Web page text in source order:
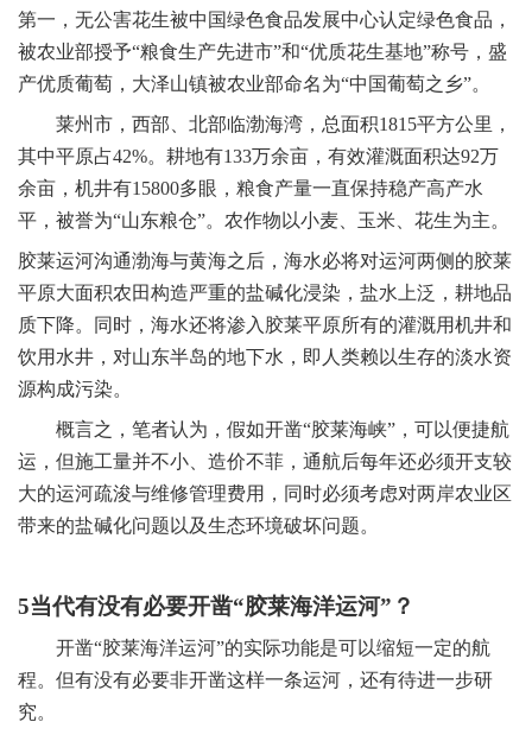
第一，无公害花生被中国绿色食品发展中心认定绿色食品，
被农业部授予“粮食生产先进市”和“优质花生基地”称号，盛
产优质葡萄，大泽山镇被农业部命名为“中国葡萄之乡”。
莱州市，西部、北部临渤海湾，总面积1815平方公里，
其中平原占42%。耕地有133万余亩，有效灌溉面积达92万
余亩，机井有15800多眼，粮食产量一直保持稳产高产水
平，被誉为“山东粮仓”。农作物以小麦、玉米、花生为主。
胶莱运河沟通渤海与黄海之后，海水必将对运河两侧的胶莱
平原大面积农田构造严重的盐碱化浸染，盐水上泛，耕地品
质下降。同时，海水还将渗入胶莱平原所有的灌溉用机井和
饮用水井，对山东半岛的地下水，即人类赖以生存的淡水资
源构成污染。
概言之，笔者认为，假如开凿“胶莱海峡”，可以便捷航
运，但施工量并不小、造价不菲，通航后每年还必须开支较
大的运河疏浚与维修管理费用，同时必须考虑对两岸农业区
带来的盐碱化问题以及生态环境破坏问题。
5当代有没有必要开凿“胶莱海洋运河”？
开凿“胶莱海洋运河”的实际功能是可以缩短一定的航
程。但有没有必要非开凿这样一条运河，还有待进一步研
究。